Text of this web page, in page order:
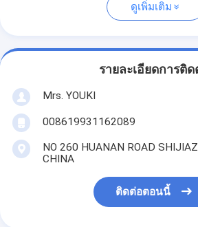
ดูเพิ่มเติม
รายละเอียดการติด
Mrs. YOUKI
008619931162089
NO 260 HUANAN ROAD
CHINA
ติดต่อตอนนี้